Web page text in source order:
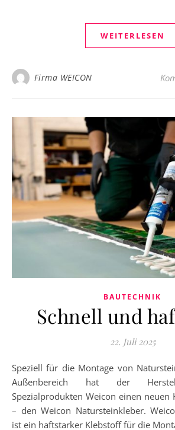
WEITERLESEN
Firma WEICON
BAUTECHNIK
Schnell und
22. Juli 2025
Speziell für die Montage von Natursteinen im Innen- und
Außenbereich hat der
Spezialprodukten Weicon einen neuen
– den Weicon Natursteinkleber.
ist ein haftstarker Klebstoff für die